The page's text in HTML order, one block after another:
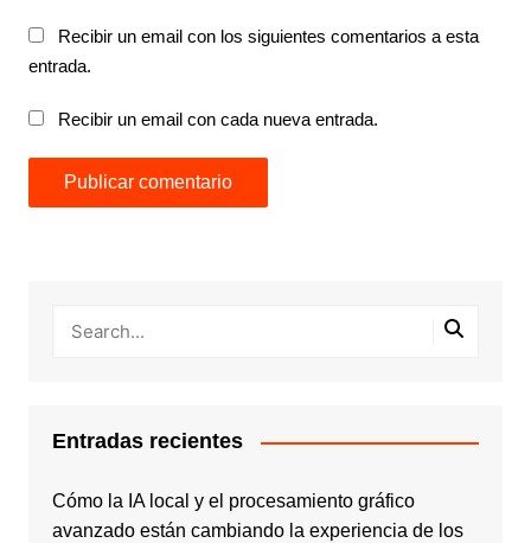
Recibir un email con los siguientes comentarios a esta
entrada.
Recibir un email con cada nueva entrada.
Entradas recientes
Cómo la IA local y el procesamiento gráfico
avanzado están cambiando la experiencia de los